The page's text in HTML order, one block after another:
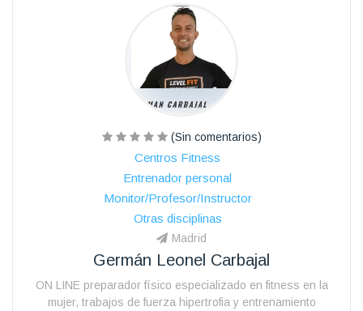
(Sin comentarios)
Centros Fitness
Entrenador personal
Monitor/Profesor/Instructor
Otras disciplinas
Madrid
Germán Leonel Carbajal
ON LINE preparador físico especializado en fitness en la
mujer, trabajos de fuerza hipertrofia y entrenamiento